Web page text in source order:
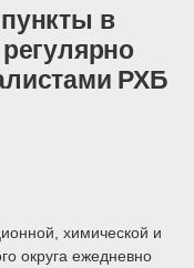
в
РХБ
химической и
округа ежедневно